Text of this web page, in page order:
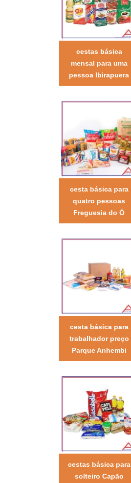
cestas básica
mensal para uma
pessoa Ibirapuera
cesta básica para
quatro pessoas
Freguesia do Ó
cesta básica para
trabalhador preço
Parque Anhembi
cestas básica para
solteiro Capão